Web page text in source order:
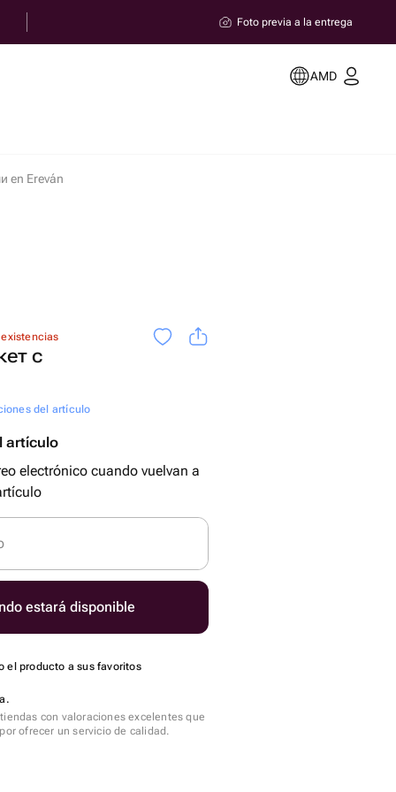
Foto previa a la entrega
AMD
en Ereván
с
del artículo
artículo
electrónico cuando vuelvan a
estará disponible
el producto a sus favoritos
con valoraciones excelentes que
ofrecer un servicio de calidad.